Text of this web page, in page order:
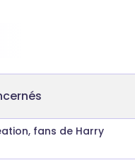
fans de Harry